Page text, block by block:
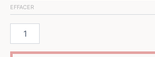
EFFACER
pierres
de
cœurs
argent